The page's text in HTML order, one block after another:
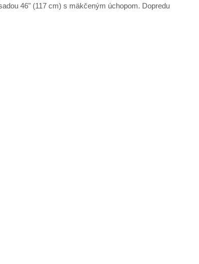
46" (117 cm) s mäkčeným úchopom. Dopredu